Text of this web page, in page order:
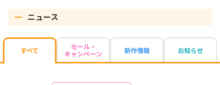
ニュース
すべて セール・
キャンペーン 新作情報 お知らせ